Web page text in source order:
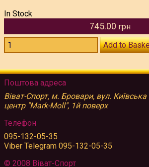
In Stock
745.00 грн
Add to
Поштова адреса
Віват-Спорт, м. Бровари, вул.
центр "Mark-Moll", 1й поверх
Телефон
095-132-05-35
Viber Telegram 095-132-05-35
© 2008 Віват-Спорт